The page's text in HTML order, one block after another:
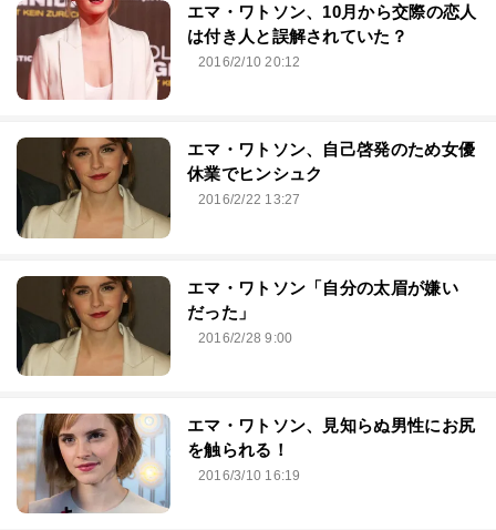
エマ・ワトソン、10月から交際の恋人
は付き人と誤解されていた？
2016/2/10 20:12
エマ・ワトソン、自己啓発のため女優
休業でヒンシュク
2016/2/22 13:27
エマ・ワトソン「自分の太眉が嫌い
だった」
2016/2/28 9:00
エマ・ワトソン、見知らぬ男性にお尻
を触られる！
2016/3/10 16:19